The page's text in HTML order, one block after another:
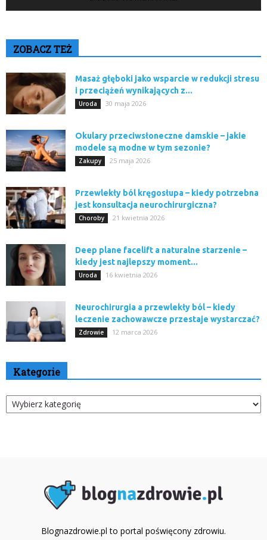
ZOBACZ TEŻ
Masaż głęboki jako wsparcie w redukcji stresu
i przeciążeń wynikających z...
Uroda 30 maja 2026
Okulary przeciwsłoneczne damskie – jakie
modele są modne w tym sezonie?
Zakupy 25 maja 2026
Przewlekły ból kręgosłupa – kiedy potrzebna
jest konsultacja neurochirurgiczna?
Choroby 21 kwietnia 2026
Deep plane facelift a naturalne starzenie –
kiedy jest najlepszy moment...
Uroda 16 kwietnia 2026
Neurochirurgia a przewlekły ból – kiedy
leczenie zachowawcze przestaje wystarczać?
Zdrowie 12 marca 2026
Kategorie
Kategorie
Blognazdrowie.pl to portal poświęcony zdrowiu.